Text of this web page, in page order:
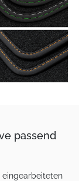
passend
eingearbeiteten